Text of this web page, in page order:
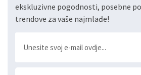
ekskluzivne pogodnosti, posebne
trendove za vaše najmlađe!